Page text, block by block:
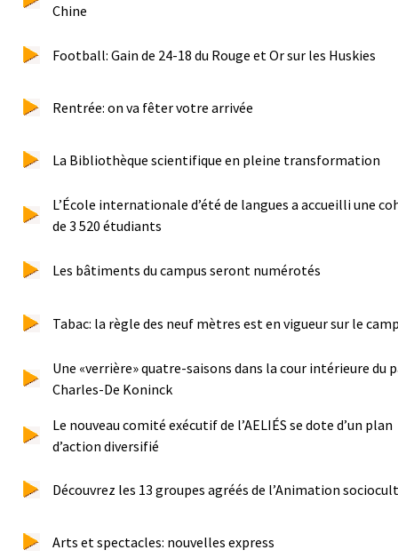
Chine
Football: Gain de 24-18 du Rouge et Or sur les Huskies
Rentrée: on va fêter votre arrivée
La Bibliothèque scientifique en pleine transformation
L’École internationale d’été de langues a accueilli une
de 3 520 étudiants
Les bâtiments du campus seront numérotés
Tabac: la règle des neuf mètres est en vigueur sur le
Une «verrière» quatre-saisons dans la cour intérieure du
Charles-De Koninck
Le nouveau comité exécutif de l’AELIÉS se dote d’un plan
d’action diversifié
Découvrez les 13 groupes agréés de l’Animation
Arts et spectacles: nouvelles express